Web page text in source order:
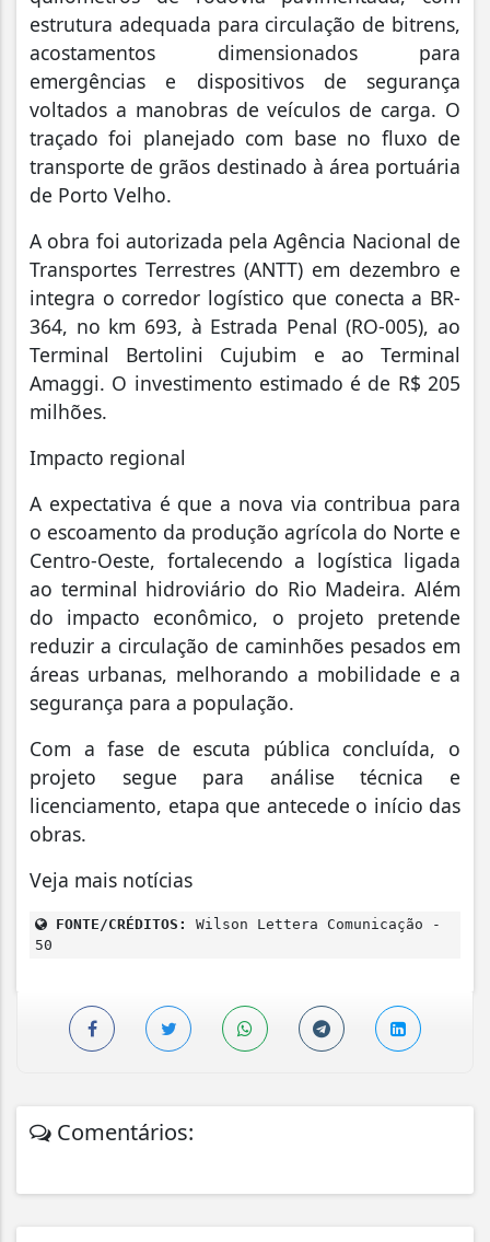
estrutura adequada para circulação de bitrens,
acostamentos dimensionados para
emergências e dispositivos de segurança
voltados a manobras de veículos de carga. O
traçado foi planejado com base no fluxo de
transporte de grãos destinado à área portuária
de Porto Velho.
A obra foi autorizada pela Agência Nacional de
Transportes Terrestres (ANTT) em dezembro e
integra o corredor logístico que conecta a BR-
364, no km 693, à Estrada Penal (RO-005), ao
Terminal Bertolini Cujubim e ao Terminal
Amaggi. O investimento estimado é de R$ 205
milhões.
Impacto regional
A expectativa é que a nova via contribua para
o escoamento da produção agrícola do Norte e
Centro-Oeste, fortalecendo a logística ligada
ao terminal hidroviário do Rio Madeira. Além
do impacto econômico, o projeto pretende
reduzir a circulação de caminhões pesados em
áreas urbanas, melhorando a mobilidade e a
segurança para a população.
Com a fase de escuta pública concluída, o
projeto segue para análise técnica e
licenciamento, etapa que antecede o início das
obras.
Veja mais notícias
FONTE/CRÉDITOS:
Wilson Lettera Comunicação -
50
Comentários: